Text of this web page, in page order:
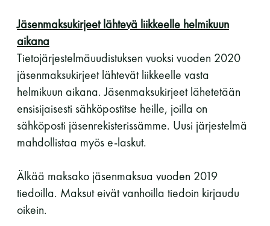
Hinnasto
Jäsen
Vieras jäsenen seurassa
25 €
Jäsenen lapsi 7-18 v.
6 €
Lapsi alle 7 v.
11 saunomiskerran kortti
3kk kortti - M / N
275€ / 115€
Vuosikortti - M / N
Jäsenmaksukirjeet lähtevä liikkeelle helmikuun
aikana
Tietojärjestelmäuudistuksen vuoksi vuoden 2020
jäsenmaksukirjeet lähtevät liikkeelle vasta
helmikuun aikana. Jäsenmaksukirjeet lähetetään
ensisijaisesti sähköpostitse heille, joilla on
sähköposti jäsenrekisterissämme. Uusi järjestelmä
mahdollistaa myös e-laskut.
Älkää maksako jäsenmaksua vuoden 2019
tiedoilla. Maksut eivät vanhoilla tiedoin kirjaudu
oikein.